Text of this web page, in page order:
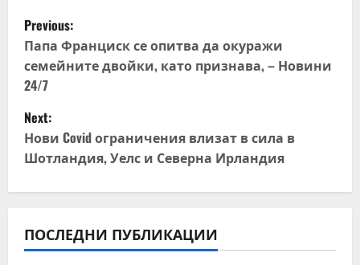
P
o
s
t
n
a
v
i
Previous:
Папа Франциск се опитва да окуражи
семейните двойки, като признава, – Новини
24/7
Next:
Нови Covid ограничения влизат в сила в
Шотландия, Уелс и Северна Ирландия
ПОСЛЕДНИ ПУБЛИКАЦИИ